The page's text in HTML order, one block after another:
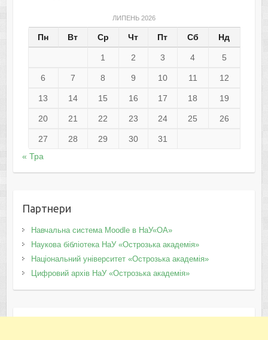
ЛИПЕНЬ 2026
Пн Вт Ср Чт Пт Сб Нд
1 2 3 4 5
6 7 8 9 10 11 12
13 14 15 16 17 18 19
20 21 22 23 24 25 26
27 28 29 30
31
« Тра
Партнери
Навчальна система Moodle в НаУ«ОА»
Наукова бібліотека НаУ «Острозька академія»
Національний університет «Острозька академія»
Цифровий архів НаУ «Острозька академія»